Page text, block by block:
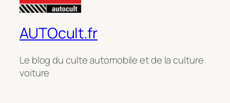
AUTOcult.fr
Le blog du culte automobile et de la culture
voiture